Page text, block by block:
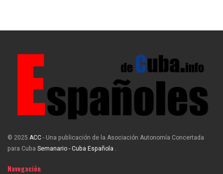
© 2025 ACC- Una publicación de la Asociación Autonomía Concertada
para Cuba Semanario - Cuba Española .
Navegación